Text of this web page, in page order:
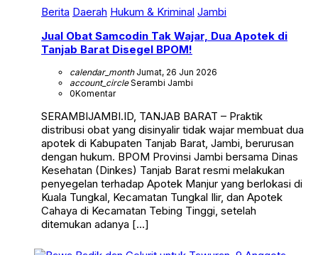
Berita Daerah Hukum & Kriminal Jambi
Jual Obat Samcodin Tak Wajar, Dua Apotek di
Tanjab Barat Disegel BPOM!
calendar_monthJumat, 26 Jun 2026
account_circleSerambi Jambi
0Komentar
SERAMBIJAMBI.ID, TANJAB BARAT – Praktik
distribusi obat yang disinyalir tidak wajar membuat dua
apotek di Kabupaten Tanjab Barat, Jambi, berurusan
dengan hukum. BPOM Provinsi Jambi bersama Dinas
Kesehatan (Dinkes) Tanjab Barat resmi melakukan
penyegelan terhadap Apotek Manjur yang berlokasi di
Kuala Tungkal, Kecamatan Tungkal Ilir, dan Apotek
Cahaya di Kecamatan Tebing Tinggi, setelah
ditemukan adanya […]